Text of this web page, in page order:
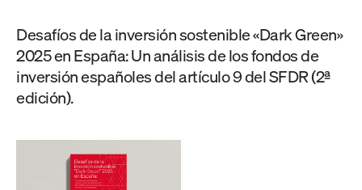
Desafíos de la inversión sostenible «Dark Green»
2025 en España: Un análisis de los fondos de
inversión españoles del artículo 9 del SFDR (2ª
edición).